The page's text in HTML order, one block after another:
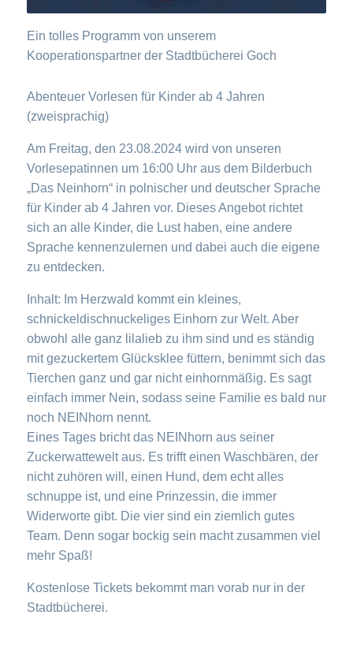
Ein tolles Programm von unserem
Kooperationspartner der Stadtbücherei Goch
Abenteuer Vorlesen für Kinder ab 4 Jahren
(zweisprachig)
Am Freitag, den 23.08.2024 wird von unseren
Vorlesepatinnen um 16:00 Uhr aus dem Bilderbuch
„Das Neinhorn“ in polnischer und deutscher Sprache
für Kinder ab 4 Jahren vor. Dieses Angebot richtet
sich an alle Kinder, die Lust haben, eine andere
Sprache kennenzulernen und dabei auch die eigene
zu entdecken.
Inhalt: Im Herzwald kommt ein kleines,
schnickeldischnuckeliges Einhorn zur Welt. Aber
obwohl alle ganz lilalieb zu ihm sind und es ständig
mit gezuckertem Glücksklee füttern, benimmt sich das
Tierchen ganz und gar nicht einhornmäßig. Es sagt
einfach immer Nein, sodass seine Familie es bald nur
noch NEINhorn nennt.
Eines Tages bricht das NEINhorn aus seiner
Zuckerwattewelt aus. Es trifft einen Waschbären, der
nicht zuhören will, einen Hund, dem echt alles
schnuppe ist, und eine Prinzessin, die immer
Widerworte gibt. Die vier sind ein ziemlich gutes
Team. Denn sogar bockig sein macht zusammen viel
mehr Spaß!
Kostenlose Tickets bekommt man vorab nur in der
Stadtbücherei.